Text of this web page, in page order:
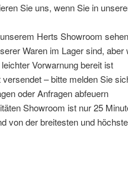
Sie uns, wenn Sie in
Herts Showroom
Waren im Lager sind,
Vorwarnung bereit ist
– bitte melden Sie
oder Anfragen abfeuern
Showroom ist nur 25
von der breitesten und